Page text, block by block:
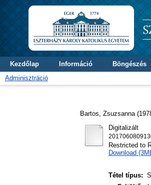
Kezdőlap Információ
Böngészés
Adminisztráció
Bartos, Zsuzsanna
Digitalizált
Restricted to
Download
Tétel típus: